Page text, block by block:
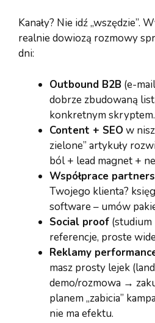
Kanały? Nie idź „wszędzie”.
realnie dowiozą rozmowy
dni:
Outbound B2B (e-
dobrze zbudowaną
konkretnym skryptem.
Content + SEOw
zielone” artykuły
ból + lead magnet +
Współprace
Twojego klienta?
software – umów
Social proof (studium
referencje, proste
Reklamy
masz prosty lejek
demo/rozmowa →
planem „zabicia”
nie ma efektu.